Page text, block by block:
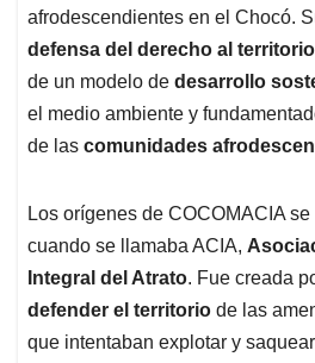
afrodescendientes en el Chocó.
defensa del derecho al territorio
de un modelo de desarrollo
el medio ambiente y
de las comunidades
Los orígenes de COCOMACIA
cuando se llamaba ACIA,
Integral del Atrato. Fue creada
defender el territorio de las
que intentaban explotar y